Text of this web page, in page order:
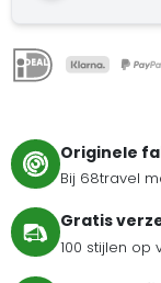
Originele
Bij 68travel
Gratis
100 stijlen